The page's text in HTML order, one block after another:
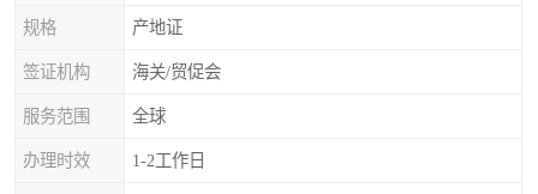
规格 产地证
签证机构 海关/贸促会
服务范围 全球
办理时效 1-2工作日